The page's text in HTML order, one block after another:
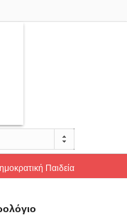
Παιδεία